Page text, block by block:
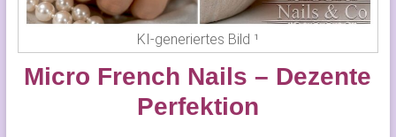
KI-generiertes Bild ¹
Micro French Nails – Dezente
Perfektion